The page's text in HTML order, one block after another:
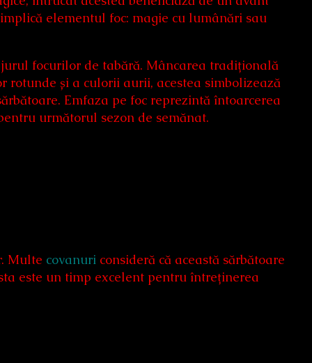
elementul foc: magie cu lumânări sau
focurilor de tabără. Mâncarea tradițională
și a culorii aurii, acestea simbolizează
Emfaza pe foc reprezintă întoarcerea
următorul sezon de semănat.
Multe covanuri consideră că această sărbătoare
este un timp excelent pentru întreținerea